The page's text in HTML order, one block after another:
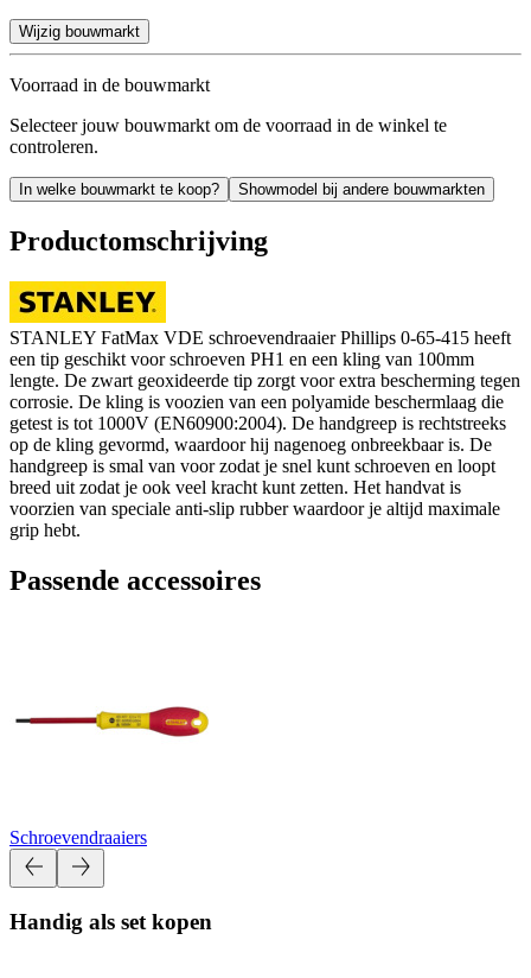
Wijzig bouwmarkt
Voorraad in de bouwmarkt
Selecteer jouw bouwmarkt om de voorraad in de winkel te
controleren.
In welke bouwmarkt te koop? Showmodel bij andere bouwmarkten
Productomschrijving
STANLEY FatMax VDE schroevendraaier Phillips 0-65-415 heeft
een tip geschikt voor schroeven PH1 en een kling van 100mm
lengte. De zwart geoxideerde tip zorgt voor extra bescherming tegen
corrosie. De kling is voozien van een polyamide beschermlaag die
getest is tot 1000V (EN60900:2004). De handgreep is rechtstreeks
op de kling gevormd, waardoor hij nagenoeg onbreekbaar is. De
handgreep is smal van voor zodat je snel kunt schroeven en loopt
breed uit zodat je ook veel kracht kunt zetten. Het handvat is
voorzien van speciale anti-slip rubber waardoor je altijd maximale
grip hebt.
Passende accessoires
Schroevendraaiers
Handig als set kopen